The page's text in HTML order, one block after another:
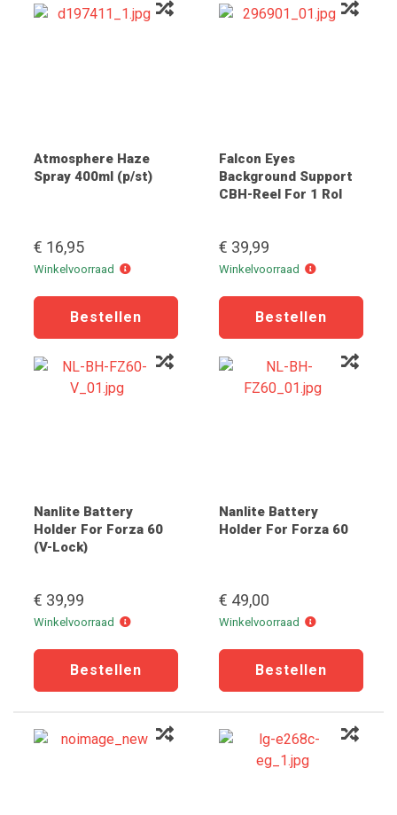
Atmosphere Haze
Spray 400ml (p/st)
€ 16,95
Winkelvoorraad Winkelvoorraad
Falcon Eyes
Background Support
CBH-Reel For 1 Rol
€ 39,99
Winkelvoorraad Winkelvoorraad
Nanlite Battery
Holder For Forza 60
(V-Lock)
€ 39,99
Winkelvoorraad Winkelvoorraad
Nanlite Battery
Holder For Forza 60
€ 49,00
Winkelvoorraad Winkelvoorraad